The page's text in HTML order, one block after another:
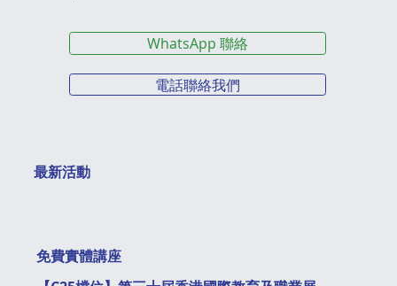
電話聯絡我們
WhatsApp 聯絡
最新活動
免費實體講座